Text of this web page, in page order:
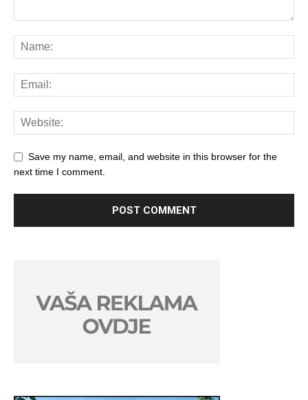
Save my name, email, and website in this browser for the
next time I comment.